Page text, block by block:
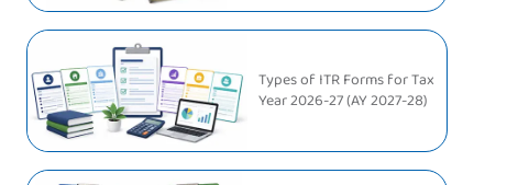
Types of ITR Forms for Tax
Year 2026-27 (AY 2027-28)